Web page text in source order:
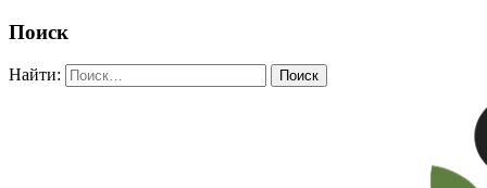
Поиск
Найти: